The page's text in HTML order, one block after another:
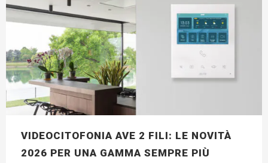
VIDEOCITOFONIA AVE 2 FILI: LE NOVITÀ
2026 PER UNA GAMMA SEMPRE PIÙ